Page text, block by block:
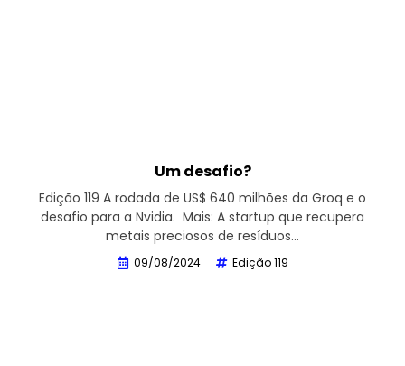
Um desafio?
Edição 119 A rodada de US$ 640 milhões da Groq e o
desafio para a Nvidia. Mais: A startup que recupera
metais preciosos de resíduos…
09/08/2024 Edição 119